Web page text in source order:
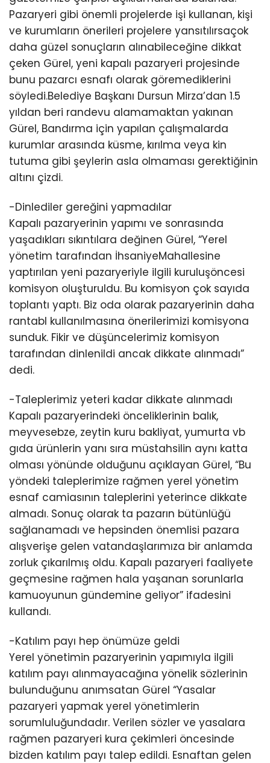
Pazaryeri gibi önemli projelerde işi kullanan, kişi
ve kurumların önerileri projelere yansıtılırsaçok
daha güzel sonuçların alınabileceğine dikkat
çeken Gürel, yeni kapalı pazaryeri projesinde
bunu pazarcı esnafı olarak göremediklerini
söyledi.Belediye Başkanı Dursun Mirza’dan 1.5
yıldan beri randevu alamamaktan yakınan
Gürel, Bandırma için yapılan çalışmalarda
kurumlar arasında küsme, kırılma veya kin
tutuma gibi şeylerin asla olmaması gerektiğinin
altını çizdi.
-Dinlediler gereğini yapmadılar
Kapalı pazaryerinin yapımı ve sonrasında
yaşadıkları sıkıntılara değinen Gürel, “Yerel
yönetim tarafından İhsaniyeMahallesine
yaptırılan yeni pazaryeriyle ilgili kuruluşöncesi
komisyon oluşturuldu. Bu komisyon çok sayıda
toplantı yaptı. Biz oda olarak pazaryerinin daha
rantabl kullanılmasına önerilerimizi komisyona
sunduk. Fikir ve düşüncelerimiz komisyon
tarafından dinlenildi ancak dikkate alınmadı”
dedi.
-Taleplerimiz yeteri kadar dikkate alınmadı
Kapalı pazaryerindeki önceliklerinin balık,
meyvesebze, zeytin kuru bakliyat, yumurta vb
gıda ürünlerin yanı sıra müstahsilin aynı katta
olması yönünde olduğunu açıklayan Gürel, “Bu
yöndeki taleplerimize rağmen yerel yönetim
esnaf camiasının taleplerini yeterince dikkate
almadı. Sonuç olarak ta pazarın bütünlüğü
sağlanamadı ve hepsinden önemlisi pazara
alışverişe gelen vatandaşlarımıza bir anlamda
zorluk çıkarılmış oldu. Kapalı pazaryeri faaliyete
geçmesine rağmen hala yaşanan sorunlarla
kamuoyunun gündemine geliyor” ifadesini
kullandı.
-Katılım payı hep önümüze geldi
Yerel yönetimin pazaryerinin yapımıyla ilgili
katılım payı alınmayacağına yönelik sözlerinin
bulunduğunu anımsatan Gürel “Yasalar
pazaryeri yapmak yerel yönetimlerin
sorumluluğundadır. Verilen sözler ve yasalara
rağmen pazaryeri kura çekimleri öncesinde
bizden katılım payı talep edildi. Esnaftan gelen